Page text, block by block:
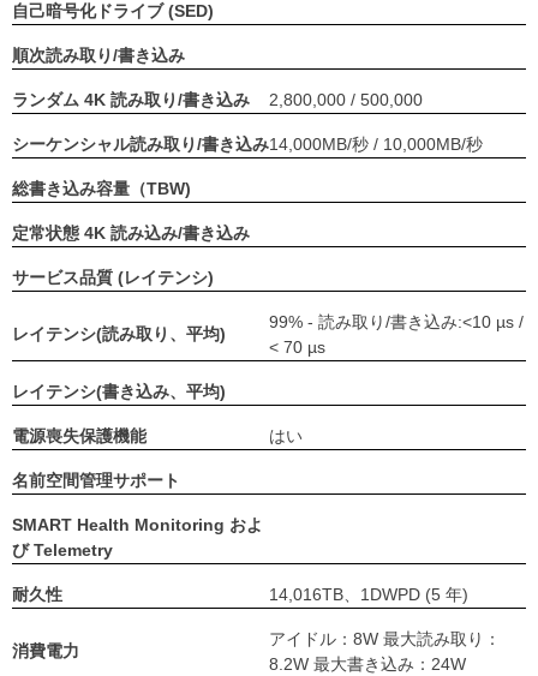
自己暗号化ドライブ (SED)
順次読み取り/書き込み
ランダム 4K 読み取り/書き込み 2,800,000 / 500,000
シーケンシャル読み取り/書き込み14,000MB/秒 / 10,000MB/秒
総書き込み容量（TBW)
定常状態 4K 読み込み/書き込み
サービス品質 (レイテンシ)
レイテンシ(読み取り、平均)
99% - 読み取り/書き込み:<10 µs /
< 70 µs
レイテンシ(書き込み、平均)
電源喪失保護機能 はい
名前空間管理サポート
SMART Health Monitoring およ
び Telemetry
耐久性 14,016TB、1DWPD (5 年)
消費電力
アイドル：8W 最大読み取り：
8.2W 最大書き込み：24W